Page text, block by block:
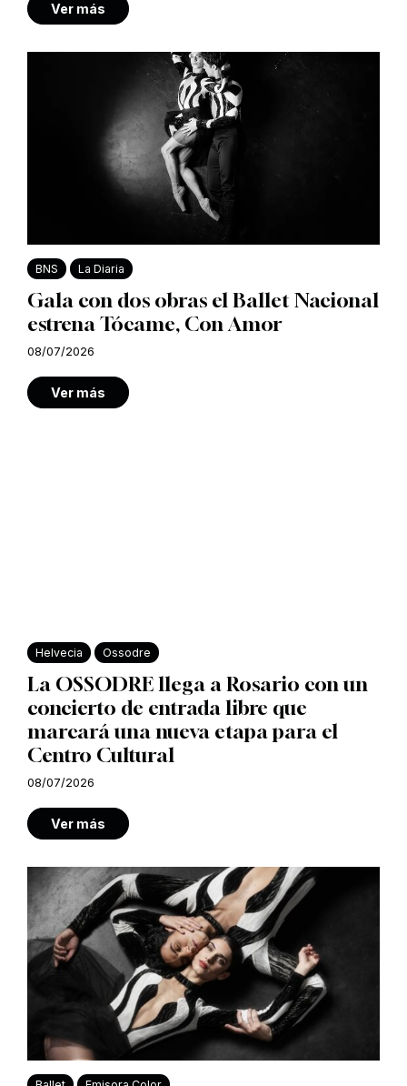
Ver más
BNS La Diaria
Gala con dos obras el Ballet Nacional
estrena Tócame, Con Amor
08/07/2026
Ver más
Helvecia Ossodre
La OSSODRE llega a Rosario con un
concierto de entrada libre que
marcará una nueva etapa para el
Centro Cultural
08/07/2026
Ver más